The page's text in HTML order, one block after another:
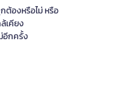
ต้องหรือไม่ หรือ
เคียง
อีกครั้ง